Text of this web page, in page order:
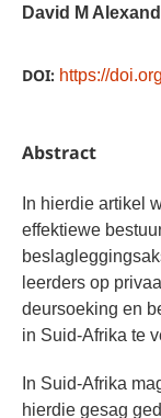
David M
DOI: https://
Abstract
In hierdie artikel
effektiewe
leerders op
deursoeking en
in Suid-Afrika te
In Suid-Afrika
hierdie gesag